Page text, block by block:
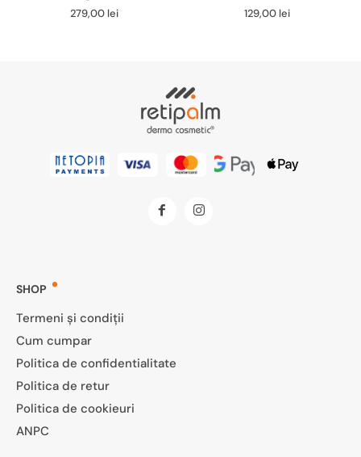
279,00 lei 129,00 lei
SHOP
Termeni și condiții
Cum cumpar
Politica de confidentialitate
Politica de retur
Politica de cookieuri
ANPC